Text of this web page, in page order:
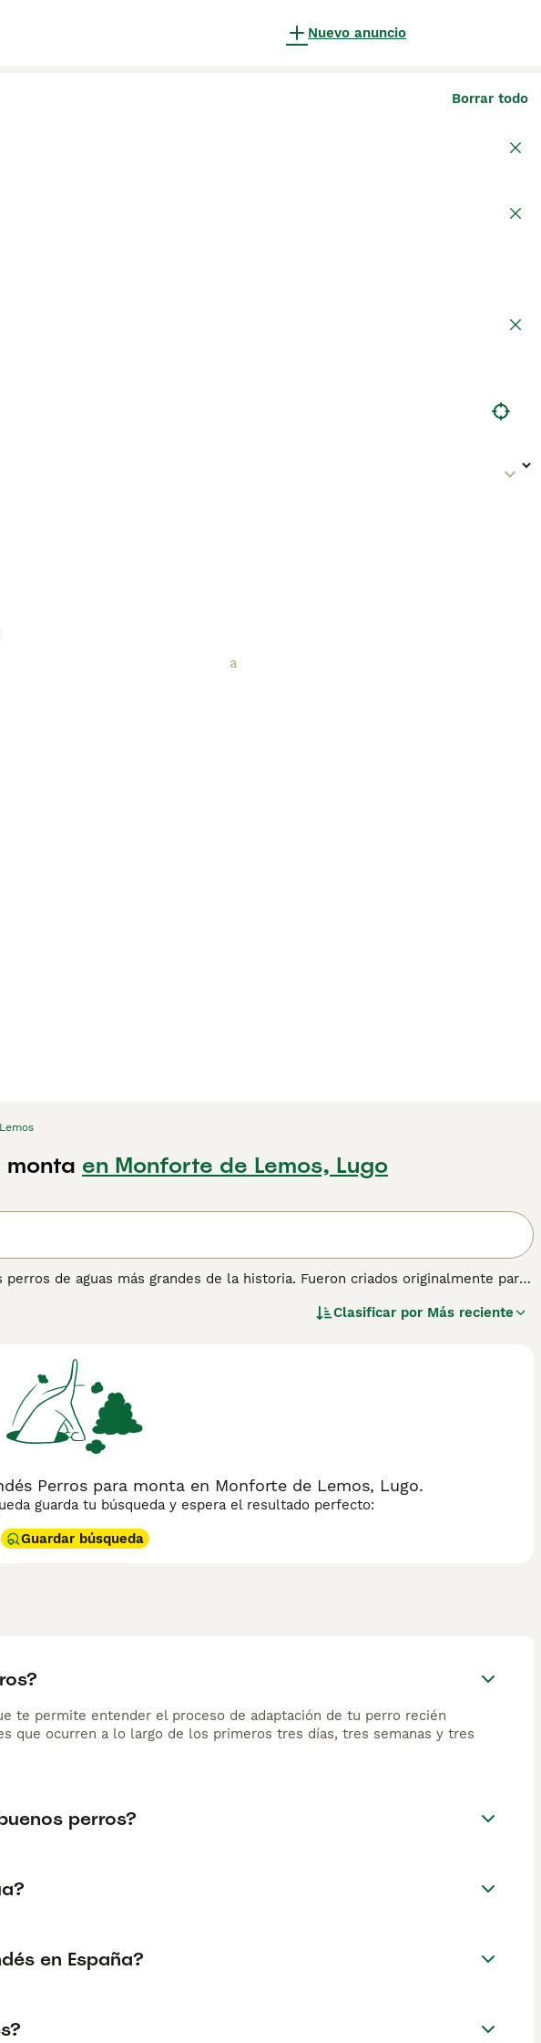
Nuevo anuncio
Borrar todo
monta en Monforte de Lemos, Lugo
de aguas más grandes de la historia. Fueron criados originalmente para
delantera del cuello y la mayor parte de la cola, lo que se suma a su
Clasificar por Más reciente
Perros para monta en Monforte de Lemos, Lugo.
guarda tu búsqueda y espera el resultado perfecto:
Guardar búsqueda
te permite entender el proceso de adaptación de tu perro recién
que ocurren a lo largo de los primeros tres días, tres semanas y tres
perros?
en España?